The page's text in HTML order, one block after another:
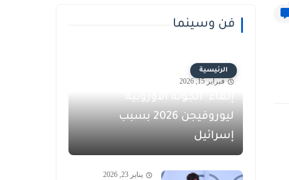
فن وسينما
الرئيسية
فبراير 15, 2026
إلغاء "الجولة الأوروبية"
ليوروفيجن 2026 بسبب
إسرائيل
يناير 23, 2026